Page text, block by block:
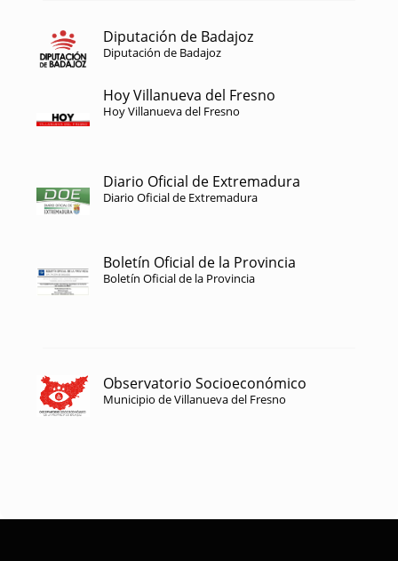
Diputación de Badajoz
Diputación de Badajoz
Hoy Villanueva del Fresno
Hoy Villanueva del Fresno
Diario Oficial de Extremadura
Diario Oficial de Extremadura
Boletín Oficial de la Provincia
Boletín Oficial de la Provincia
Observatorio Socioeconómico
Municipio de Villanueva del Fresno